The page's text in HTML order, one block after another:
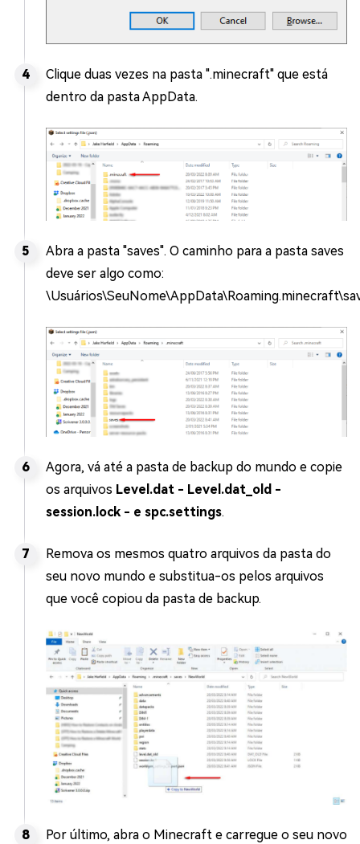
Clique duas vezes na pasta ".minecraft" que está
dentro da pasta AppData.
Abra a pasta "saves". O caminho para a pasta saves
deve ser algo como:
Agora, vá até a pasta de backup do mundo e copie
os arquivos Level.dat - Level.dat_old -
session.lock - e spc.settings.
Remova os mesmos quatro arquivos da pasta do
seu novo mundo e substitua-os pelos arquivos
que você copiou da pasta de backup.
Por último, abra o Minecraft e carregue o seu novo